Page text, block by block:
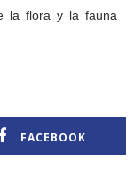
la flora y la fauna
FACEBOOK